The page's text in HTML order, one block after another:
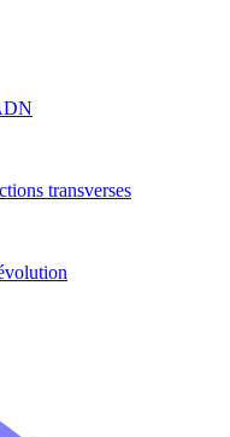
transverses